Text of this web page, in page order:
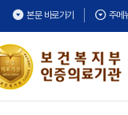
본문 바로가기 주메